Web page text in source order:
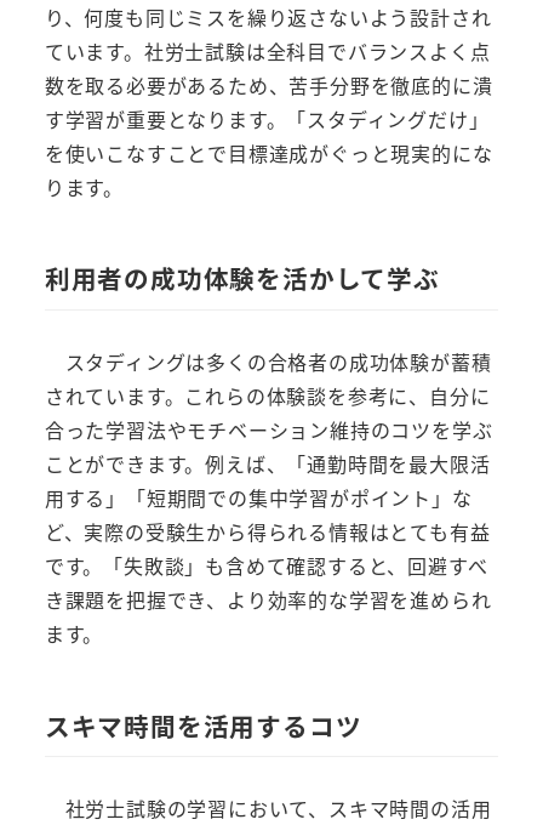
り、何度も同じミスを繰り返さないよう設計され
ています。社労士試験は全科目でバランスよく点
数を取る必要があるため、苦手分野を徹底的に潰
す学習が重要となります。「スタディングだけ」
を使いこなすことで目標達成がぐっと現実的にな
ります。
利用者の成功体験を活かして学ぶ
スタディングは多くの合格者の成功体験が蓄積
されています。これらの体験談を参考に、自分に
合った学習法やモチベーション維持のコツを学ぶ
ことができます。例えば、「通勤時間を最大限活
用する」「短期間での集中学習がポイント」な
ど、実際の受験生から得られる情報はとても有益
です。「失敗談」も含めて確認すると、回避すべ
き課題を把握でき、より効率的な学習を進められ
ます。
スキマ時間を活用するコツ
社労士試験の学習において、スキマ時間の活用